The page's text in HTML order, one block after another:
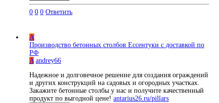
0 0 0 Ответить
A
Производство бетонных столбов Ессентуки с доставкой по
РФ
A andrey66
Надежное и долговечное решение для создания ограждений
и других конструкций на садовых и огородных участках.
Закажите бетонные столбы у нас и получите качественный
продукт по выгодной цене! antarius26.ru/pillars